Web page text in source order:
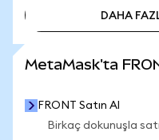
DAHA
MetaMask'ta
FRONT Satın Al
Birkaç dokunuşla